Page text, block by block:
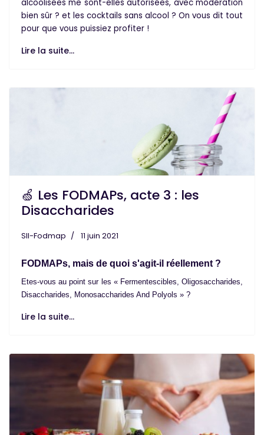
alcoolisées me sont-elles autorisées, avec modération
bien sûr ? et les cocktails sans alcool ? On vous dit tout
pour que vous puissiez profiter !
Lire la suite...
🍏 Les FODMAPs, acte 3 : les
Disaccharides
SII-Fodmap 11 juin 2021
FODMAPs, mais de quoi s'agit-il réellement ?
Etes-vous au point sur les « Fermentescibles, Oligosaccharides,
Disaccharides, Monosaccharides And Polyols » ?
Lire la suite...